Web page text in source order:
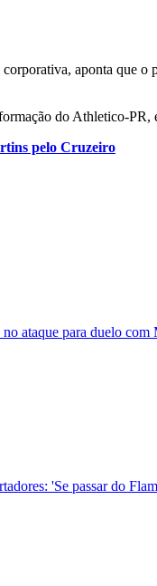
aponta que
do Athletico-
pelo Cruzeiro
ataque para duelo com
'Se passar do